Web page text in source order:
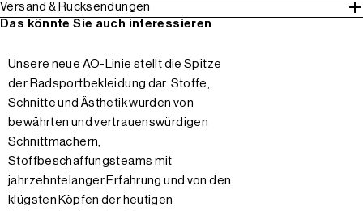
Versand & Rücksendungen
Das könnte Sie auch interessieren
Unsere neue AO-Linie stellt die Spitze
der Radsportbekleidung dar. Stoffe,
Schnitte und Ästhetik wurden von
bewährten und vertrauenswürdigen
Schnittmachern,
Stoffbeschaffungsteams mit
jahrzehntelanger Erfahrung und von den
klügsten Köpfen der heutigen